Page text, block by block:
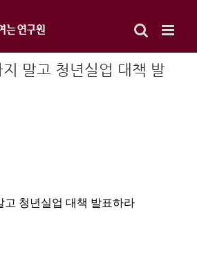
말고 청년실업 대책 발
고 청년실업 대책 발표하라